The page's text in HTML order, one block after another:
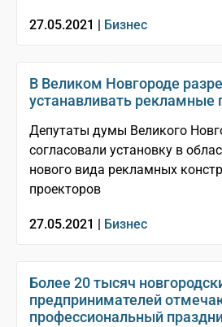
27.05.2021 | Бизнес
В Великом Новгороде
устанавливать рекламные
Депутаты думы Великого
согласовали установку в
нового вида рекламных
проекторов
27.05.2021 | Бизнес
Более 20 тысяч
предпринимателей
профессиональный